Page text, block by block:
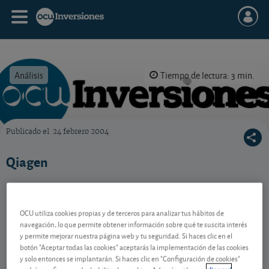
Análisis Tiempo de lectura: 3 min.
Publicado el 24 febrero 2004
Qiagen
Contenido reservado a SOCIOS
Gestiona tu dinero con visión
OCU utiliza cookies propias y de terceros para analizar tus hábitos de
navegación, lo que permite obtener información sobre qué te suscita interés
y permite mejorar nuestra página web y tu seguridad. Si haces clic en el
botón "Aceptar todas las cookies" aceptarás la implementación de las cookies
y solo entonces se implantarán. Si haces clic en "Configuración de cookies"